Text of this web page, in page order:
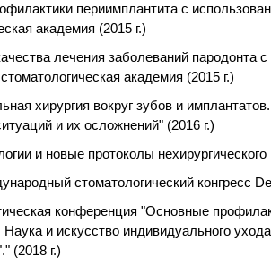
периимплантита с
академия (2015 г.)
лечения заболеваний пародонта
академия (2015 г.)
хирургия вокруг зубов и
и их осложнений" (2016 г.)
и новые протоколы нехирургического
стоматологический конгресс
конференция "Основные
Наука и искусство индивидуального
(2018 г.)